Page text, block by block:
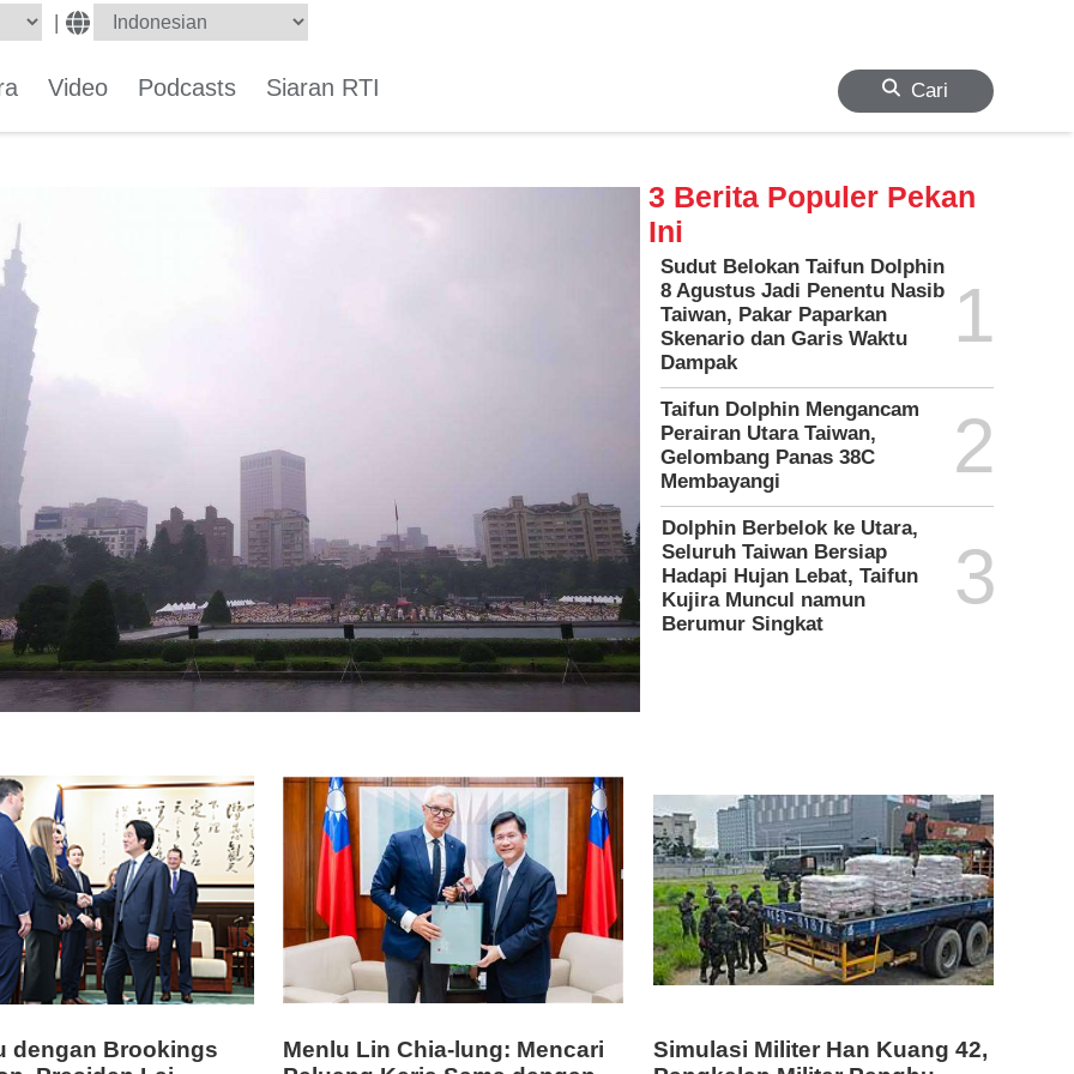
|
Video Podcasts Siaran RTI Cari
3 Berita Populer Pekan
Ini
Sudut Belokan Taifun Dolphin
8 Agustus Jadi Penentu Nasib
Taiwan, Pakar Paparkan
Skenario dan Garis Waktu
Dampak
1
Taifun Dolphin Mengancam
Perairan Utara Taiwan,
Gelombang Panas 38C
Membayangi
2
Dolphin Berbelok ke Utara,
Seluruh Taiwan Bersiap
Hadapi Hujan Lebat, Taifun
Kujira Muncul namun
Berumur Singkat
3
dengan Brookings
Menlu Lin Chia-lung: Mencari
Simulasi Militer Han Kuang 42,